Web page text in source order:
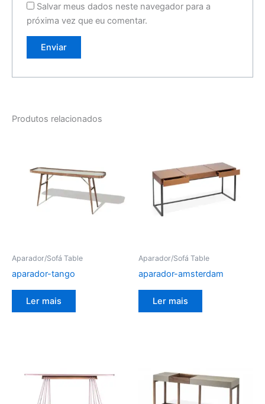
Salvar meus dados neste navegador para a
próxima vez que eu comentar.
Produtos relacionados
Aparador/Sofá Table
aparador-tango
Ler mais
Aparador/Sofá Table
aparador-amsterdam
Ler mais